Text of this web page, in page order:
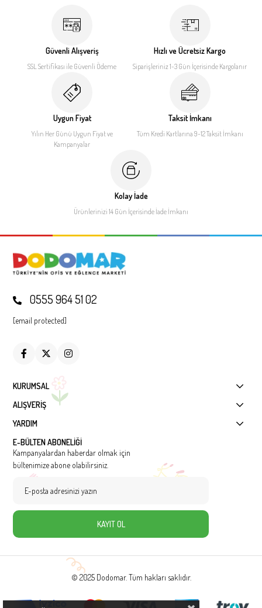
Güvenli Alışveriş
SSL Sertifikası ile Güvenli Ödeme
Hızlı ve Ücretsiz Kargo
Siparişleriniz 1-3 Gün İçerisinde Kargolanır
Uygun Fiyat
Yılın Her Günü Uygun Fiyatve
Kampanyalar
Taksit İmkanı
Tüm Kredi Kartlarına 9-12Taksit İmkanı
Kolay İade
Ürünlerinizi 14 Gün İçerisinde İade İmkanı
0555 964 51 02
[email protected]
KURUMSAL
ALIŞVERİŞ
YARDIM
E-BÜLTEN ABONELİĞİ
Kampanyalardan haberdar olmak için
bültenimize abone olabilirsiniz.
KAYIT OL
© 2025 Dodomar. Tüm hakları saklıdır.